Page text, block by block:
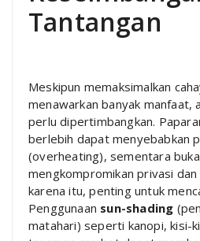
Tantangan
Meskipun memaksimalkan
menawarkan banyak manfaat,
perlu dipertimbangkan.
berlebih dapat menyebabkan
(overheating), sementara
mengkompromikan privasi dan
karena itu, penting untuk
Penggunaan sun-shading
matahari) seperti kanopi, kisi-